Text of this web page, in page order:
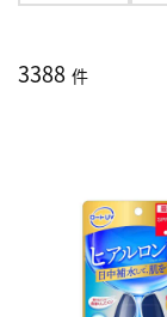
3388 件